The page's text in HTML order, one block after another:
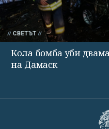
СВЕТЪТ
Кола бомба уби
на Дамаск